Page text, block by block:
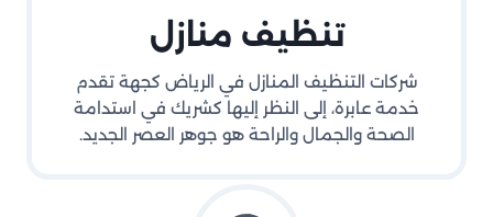
تنظيف منازل
شركات التنظيف المنازل في الرياض كجهة تقدم
خدمة عابرة، إلى النظر إليها كشريك في استدامة
الصحة والجمال والراحة هو جوهر العصر الجديد.